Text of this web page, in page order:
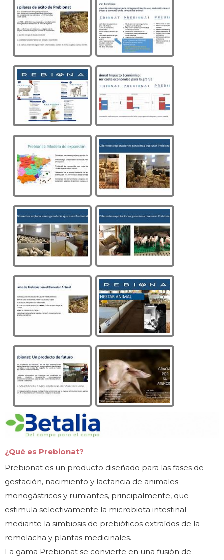
¿Qué es Prebionat?
Prebionat es un producto diseñado para las fases de
gestación, nacimiento y lactancia de animales
monogástricos y rumiantes, principalmente, que
estimula selectivamente la microbiota intestinal
mediante la simbiosis de prebióticos extraídos de la
remolacha y plantas medicinales.
La gama Prebionat se convierte en una fusión de